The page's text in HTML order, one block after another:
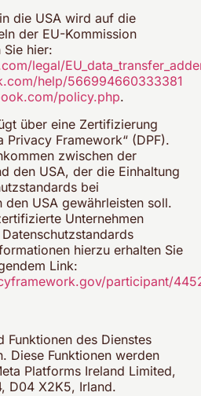
die USA wird auf die
der EU-Kommission
hier:
legal/
help/566994660333381
policy.php.
über eine Zertifizierung
Privacy Framework“ (DPF).
zwischen der
den USA, der die Einhaltung
bei
den USA gewährleisten soll.
Unternehmen
hierzu erhalten Sie
Link:
participant/
Funktionen des Dienstes
Diese Funktionen werden
Platforms Ireland Limited,
D04 X2K5, Irland.